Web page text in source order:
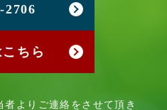
2706
ちら
よりご連絡をさせて頂き